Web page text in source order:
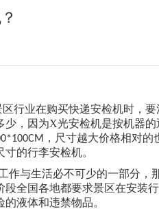
行业在购买快递安检机时，
，因为X光安检机是按机器的
，尺寸越大价格相对
的行李安检机。
作与生活必不可少的一部分，
全国各地都要求景区在安装
液体和违禁物品。